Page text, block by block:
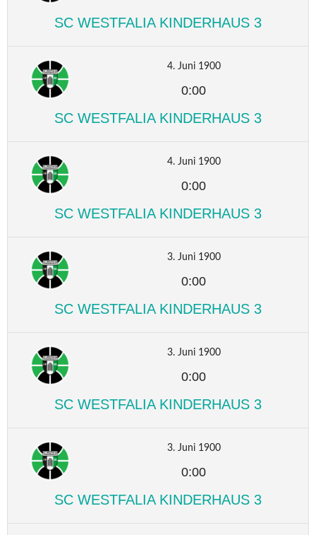
SC WESTFALIA KINDERHAUS 3
4. Juni 1900
0:00
SC WESTFALIA KINDERHAUS 3
4. Juni 1900
0:00
SC WESTFALIA KINDERHAUS 3
3. Juni 1900
0:00
SC WESTFALIA KINDERHAUS 3
3. Juni 1900
0:00
SC WESTFALIA KINDERHAUS 3
3. Juni 1900
0:00
SC WESTFALIA KINDERHAUS 3